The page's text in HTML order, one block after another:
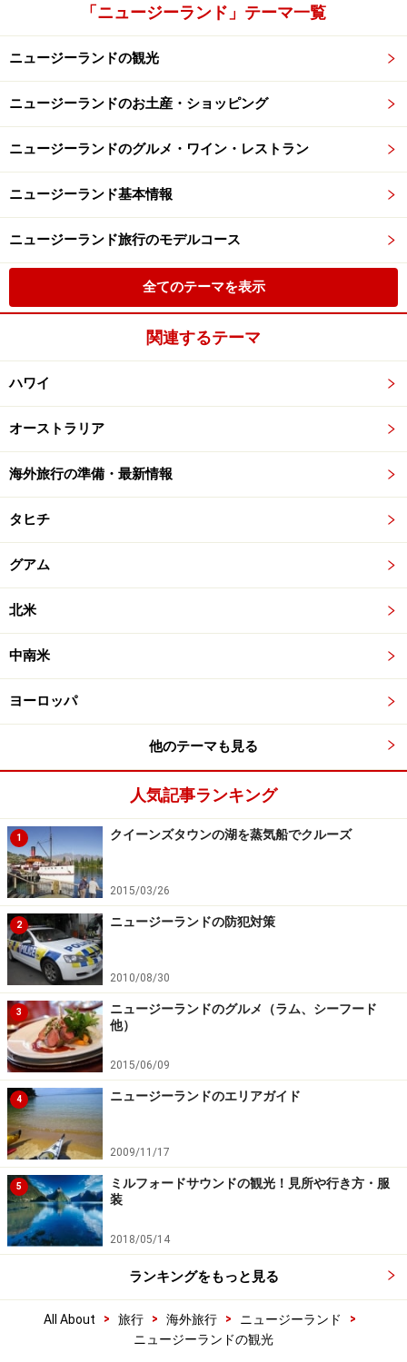
「ニュージーランド」テーマ一覧
ニュージーランドの観光
ニュージーランドのお土産・ショッピング
ニュージーランドのグルメ・ワイン・レストラン
ニュージーランド基本情報
ニュージーランド旅行のモデルコース
全てのテーマを表示
関連するテーマ
ハワイ
オーストラリア
海外旅行の準備・最新情報
タヒチ
グアム
北米
中南米
ヨーロッパ
他のテーマも見る
人気記事ランキング
1 クイーンズタウンの湖を蒸気船でクルーズ
2015/03/26
2 ニュージーランドの防犯対策
2010/08/30
3
ニュージーランドのグルメ（ラム、シーフード
他）
2015/06/09
4 ニュージーランドのエリアガイド
2009/11/17
5
ミルフォードサウンドの観光！見所や行き方・服
装
2018/05/14
ランキングをもっと見る
All About > 旅行 > 海外旅行 > ニュージーランド
>
ニュージーランドの観光